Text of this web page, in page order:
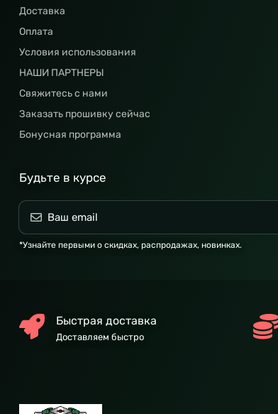
Доставка
Оплата
Условия использования
НАШИ ПАРТНЕРЫ
Свяжитесь с нами
Заказать прошивку сейчас
Бонусная программа
Будьте в курсе
*Узнайте первыми о скидках, распродажах, новинках.
Быстрая доставка
Доставляем быстро